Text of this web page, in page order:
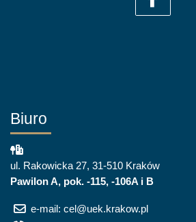
Biuro
ul. Rakowicka 27, 31-510 Kraków
Pawilon A, pok. -115, -106A i B
e-mail: cel@uek.krakow.pl